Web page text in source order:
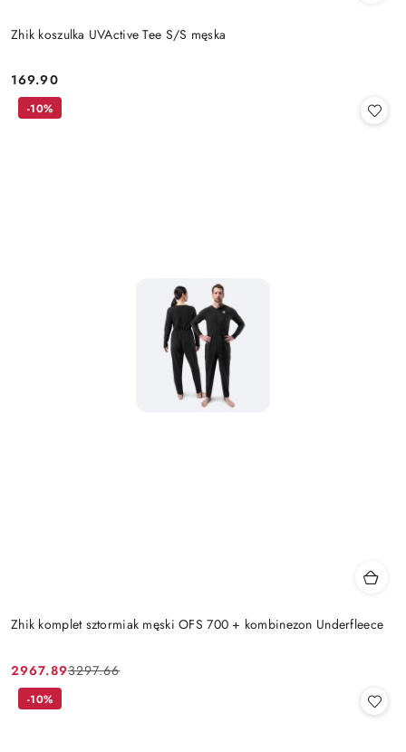
Zhik koszulka UVActive Tee S/S męska
Cena:
169.90
Zhik komplet sztormiak męski OFS 700 + kombinezon Underfleece
Cena
promocyjna:
2967.89
Cena
przed
3297.66
-10%
-10%